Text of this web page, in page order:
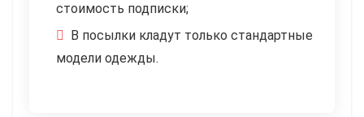
стоимость подписки;
В посылки кладут только стандартные
модели одежды.